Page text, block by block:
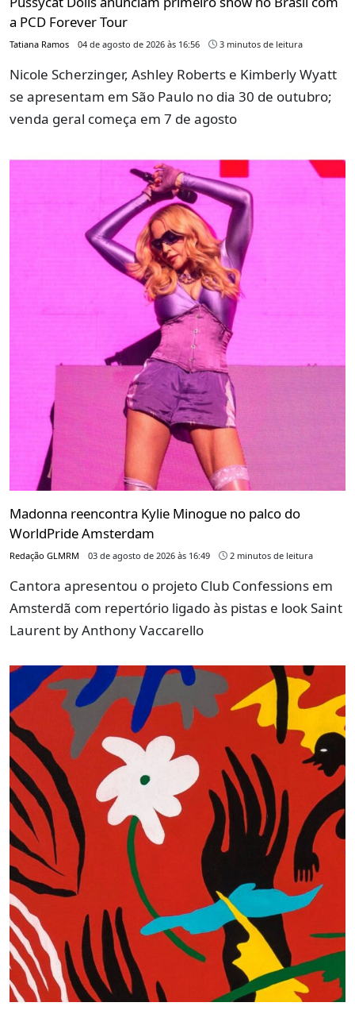
a PCD Forever Tour
Tatiana Ramos 04 de agosto de 2026 às 16:56 3 minutos de leitura
Nicole Scherzinger, Ashley Roberts e Kimberly Wyatt
se apresentam em São Paulo no dia 30 de outubro;
venda geral começa em 7 de agosto
Madonna reencontra Kylie Minogue no palco do
WorldPride Amsterdam
Redação GLMRM 03 de agosto de 2026 às 16:49 2 minutos de leitura
Cantora apresentou o projeto Club Confessions em
Amsterdã com repertório ligado às pistas e look Saint
Laurent by Anthony Vaccarello